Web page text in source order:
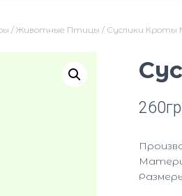
/ Животные Птицы / Суслики Кроты
260